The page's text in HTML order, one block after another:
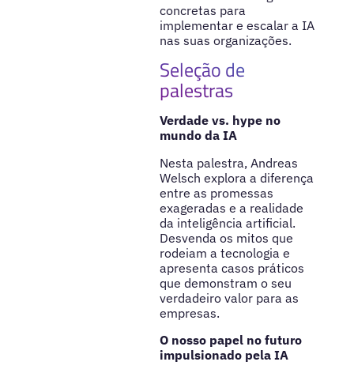
concretas para
implementar e escalar a IA
nas suas organizações.
Seleção de
palestras
Verdade vs. hype no
mundo da IA
Nesta palestra, Andreas
Welsch explora a diferença
entre as promessas
exageradas e a realidade
da inteligência artificial.
Desvenda os mitos que
rodeiam a tecnologia e
apresenta casos práticos
que demonstram o seu
verdadeiro valor para as
empresas.
O nosso papel no futuro
impulsionado pela IA